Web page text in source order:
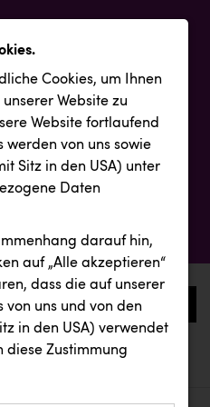
0
Cookies, um Ihnen
Website zu
Website fortlaufend
werden von uns sowie
Sitz in den USA) unter
Daten
darauf hin,
auf „Alle akzeptieren“
dass die auf unserer
von uns und von den
in den USA) verwendet
diese Zustimmung